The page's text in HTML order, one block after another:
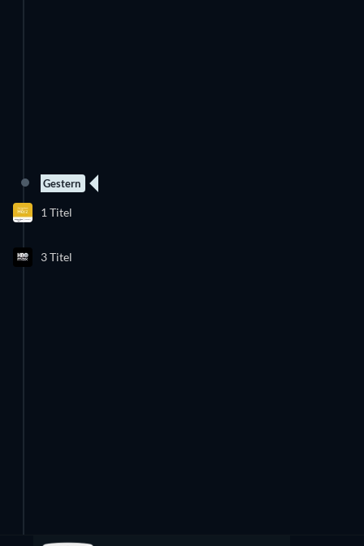
Gestern
1 Titel
3 Titel